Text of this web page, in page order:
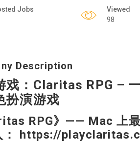
Jobs
Viewed
98
Description
戏：Claritas RPG –
扮演游戏
RPG》—— Mac 上
： https://